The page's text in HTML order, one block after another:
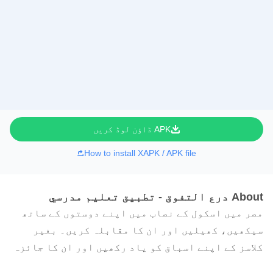
APK ڈاؤن لوڈ کریں
How to install XAPK / APK file
About درع التفوق - تطبيق تعليم مدرسي
مصر میں اسکول کے نصاب میں اپنے دوستوں کے ساتھ
سیکھیں، کھیلیں اور ان کا مقابلہ کریں۔ بغیر
کلاسز کے اپنے اسباق کو یاد رکھیں اور ان کا جائزہ